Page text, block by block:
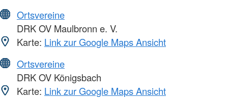
Ortsvereine
DRK OV Maulbronn e. V.
Karte: Link zur Google Maps Ansicht
Ortsvereine
DRK OV Königsbach
Karte: Link zur Google Maps Ansicht